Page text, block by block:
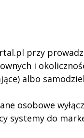
przy
i
albo
osobowe
systemy do